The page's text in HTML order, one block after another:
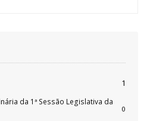
1
da 1ª Sessão Legislativa da
0